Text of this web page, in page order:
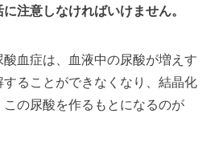
注意しなければいけません。
血症は、血液中の尿酸が増えす
ることができなくなり、結晶化
この尿酸を作るもとになるのが